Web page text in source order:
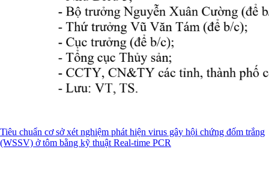
Tiêu chuẩn cơ sở xét nghiệm phát hiện virus gây hội chứng đốm trắng
(WSSV) ở tôm bằng kỹ thuật Real-time PCR